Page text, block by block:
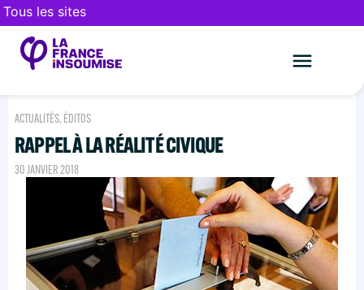
Tous les sites
ACTUALITÉS, ÉDITOS
RAPPEL À LA RÉALITÉ CIVIQUE
30 JANVIER 2018